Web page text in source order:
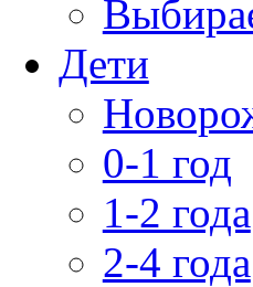
Дети
0-1 год
1-2 года
2-4 года